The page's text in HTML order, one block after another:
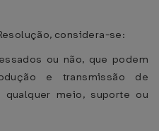
considera-se:
ou não, que podem
e transmissão de
qualquer meio, suporte ou